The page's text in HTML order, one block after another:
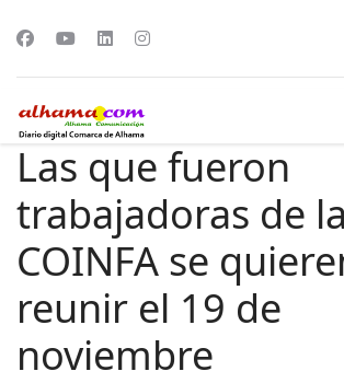
Las que fueron
trabajadoras de la
COINFA se
reunir el 19 de
noviembre